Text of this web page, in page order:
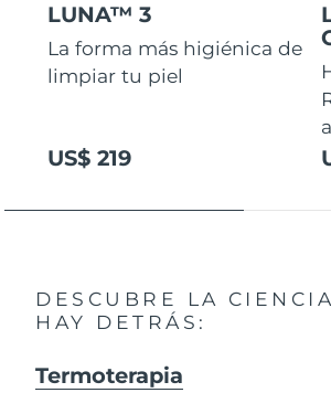
LUNA™ 3
La forma más higiénica de
limpiar tu piel
US$ 219
DESCUBRE LA
HAY DETRÁS:
Termoterapia